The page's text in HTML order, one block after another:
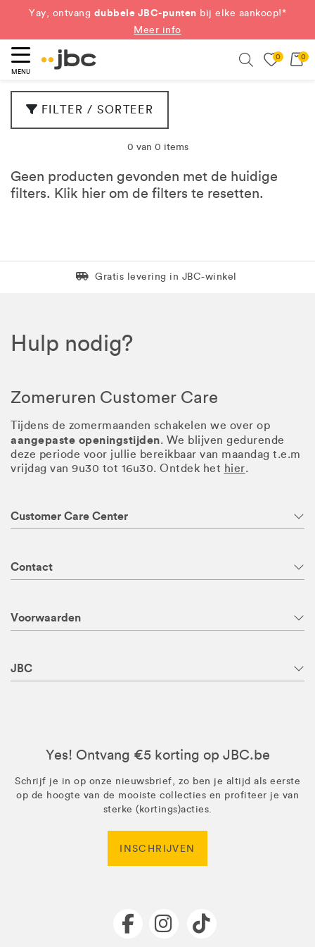
Yay, ontvang dubbele JBC-punten bij elke aankoop!*
Meer info
MENU
0 0
FILTER / SORTEER
0 van 0 items
Geen producten gevonden met de huidige
filters. Klik hier om de filters te resetten.
Levering in 1 pakket
Gratis levering in JBC-winkel
Hulp nodig?
Zomeruren Customer Care
Tijdens de zomermaanden schakelen we over op
aangepaste openingstijden. We blijven gedurende
deze periode voor jullie bereikbaar van maandag t.e.m
vrijdag van 9u30 tot 16u30. Ontdek het hier.
Customer Care Center
Contact
Voorwaarden
JBC
Yes! Ontvang €5 korting op JBC.be
Schrijf je in op onze nieuwsbrief, zo ben je altijd als eerste
op de hoogte van de mooiste collecties en profiteer je van
sterke (kortings)acties.
INSCHRIJVEN